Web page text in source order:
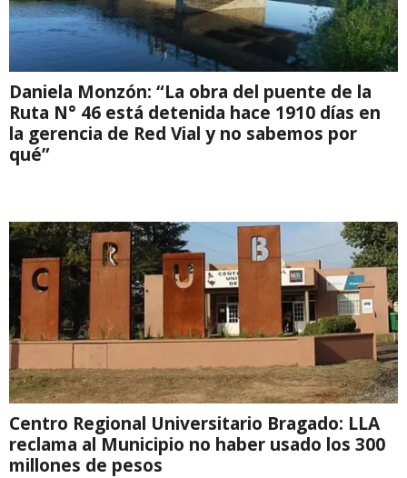
Daniela Monzón: “La obra del puente de la
Ruta N° 46 está detenida hace 1910 días en
la gerencia de Red Vial y no sabemos por
qué”
Centro Regional Universitario Bragado: LLA
reclama al Municipio no haber usado los 300
millones de pesos